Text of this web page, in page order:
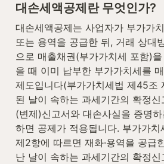
대손세액공제란 무엇인가?
대손세액공제는 사업자가 부가가
또는 용역을 공급한 뒤, 거래 상대
으로 매출채권(부가가치세 포함)
을 때 이미 납부한 부가가치세를
제도입니다(부가가치세법 제45조
된 날이 속하는 과세기간의 확정
(변제)신고서와 대손사실을 증명
하면 공제가 적용됩니다. 부가가
제2항에 따르면 재화·용역을 공급
난 날이 속하는 과세기간의 확정